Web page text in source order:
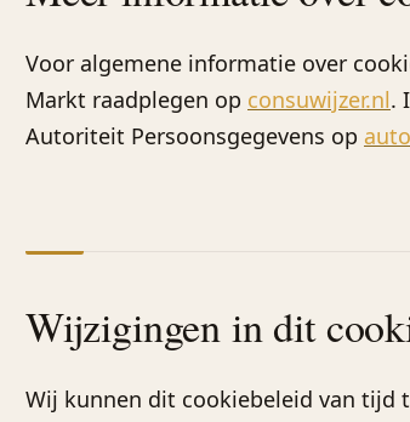
Voor algemene informatie over
Markt raadplegen op consuwijzer.nl.
Autoriteit Persoonsgegevens op
Wijzigingen in dit
Wij kunnen dit cookiebeleid van tijd